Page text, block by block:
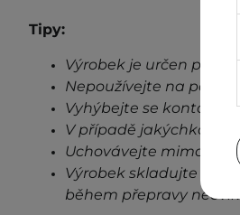
Tipy:
Výrobek je určen
Nepoužívejte na
Vyhýbejte se kontaktu
V případě jakýchkoli
Uchovávejte mimo
Výrobek skladujte při
během přepravy